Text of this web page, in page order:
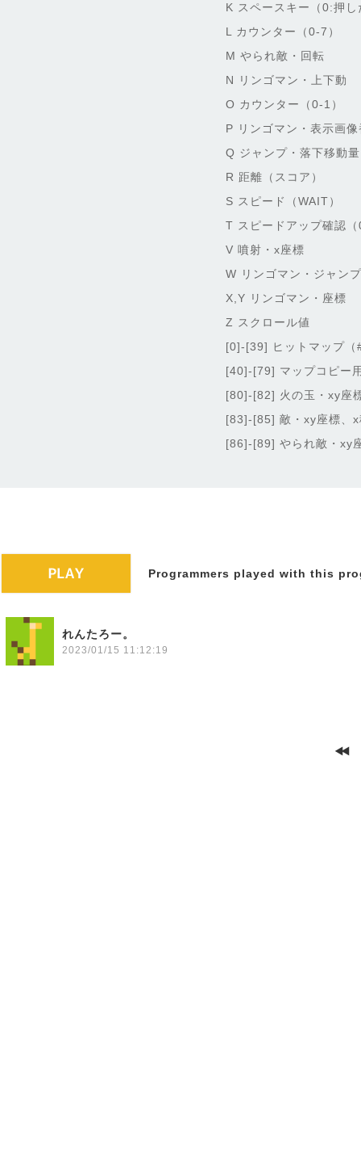
K スペースキー（0:押
L カウンター（0-7）
M やられ敵・回転
N リンゴマン・上下動
O カウンター（0-1）
P リンゴマン・表示画像
Q ジャンプ・落下移動量
R 距離（スコア）
S スピード（WAIT）
T スピードアップ確認
V 噴射・x座標
W リンゴマン・ジャン
X,Y リンゴマン・座標
Z スクロール値
[0]-[39] ヒットマップ
[40]-[79] マップコピー
[80]-[82] 火の玉・xy座
[83]-[85] 敵・xy座標、x
[86]-[89] やられ敵・xy
Programmers played with this
れんたろー。
2023/01/15 11:12:19